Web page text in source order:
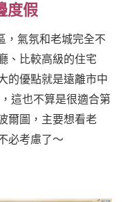
度假
，氣氛和老城完全不
、比較高級的住宅
的優點就是遠離市中
這也不算是很適合第
爾圖，主要想看老
必考慮了～